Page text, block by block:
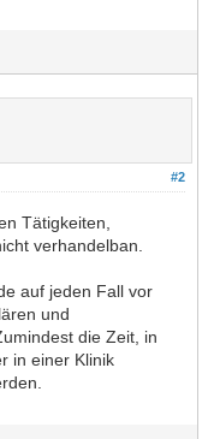
#2
Tätigkeiten,
verhandelban.
auf jeden Fall vor
und
die Zeit, in
in einer Klinik